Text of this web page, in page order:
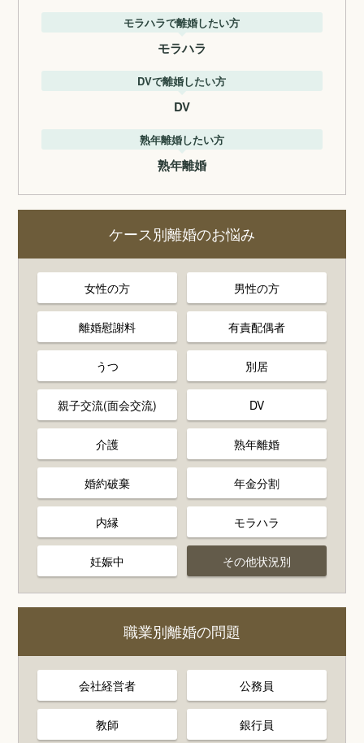
モラハラで離婚したい方
モラハラ
DVで離婚したい方
DV
熟年離婚したい方
熟年離婚
ケース別離婚のお悩み
女性の方 男性の方
離婚慰謝料 有責配偶者
うつ 別居
親子交流(面会交流) DV
介護 熟年離婚
婚約破棄 年金分割
内縁 モラハラ
妊娠中 その他状況別
職業別離婚の問題
会社経営者 公務員
教師 銀行員